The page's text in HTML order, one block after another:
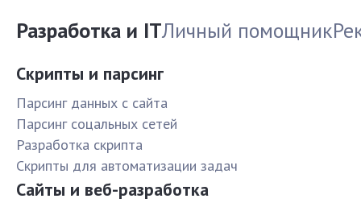
Разработка и ITЛичный помощник
Скрипты и парсинг
Парсинг данных с сайта
Парсинг соцальных сетей
Разработка скрипта
Скрипты для автоматизации задач
Сайты и веб-разработка